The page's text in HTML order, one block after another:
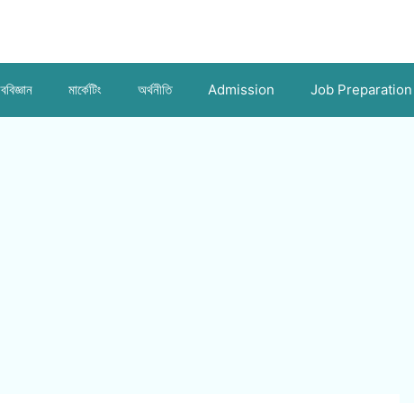
মার্কেটিং অর্থনীতি Admission Job Preparation